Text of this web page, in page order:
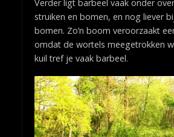
Verder ligt barbeel vaak onder
struiken en bomen, en nog liever
bomen. Zo’n boom veroorzaakt
omdat de wortels meegetrokken
kuil tref je vaak barbeel.